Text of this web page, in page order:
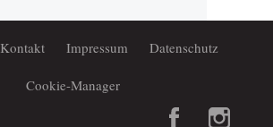
Kontakt Impressum Datenschutz
Cookie-Manager